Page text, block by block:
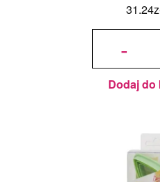
31.24
-
ilość
liście –
zestaw 7 szt.
- Decora
Dodaj do